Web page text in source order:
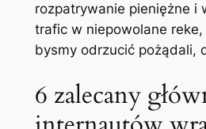
rozpatrywanie pieniężne i
trafic w niepowolane
bysmy odrzucić pożądali,
6 zalecany